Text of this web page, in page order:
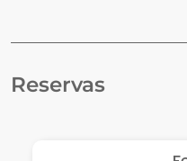
Reservas